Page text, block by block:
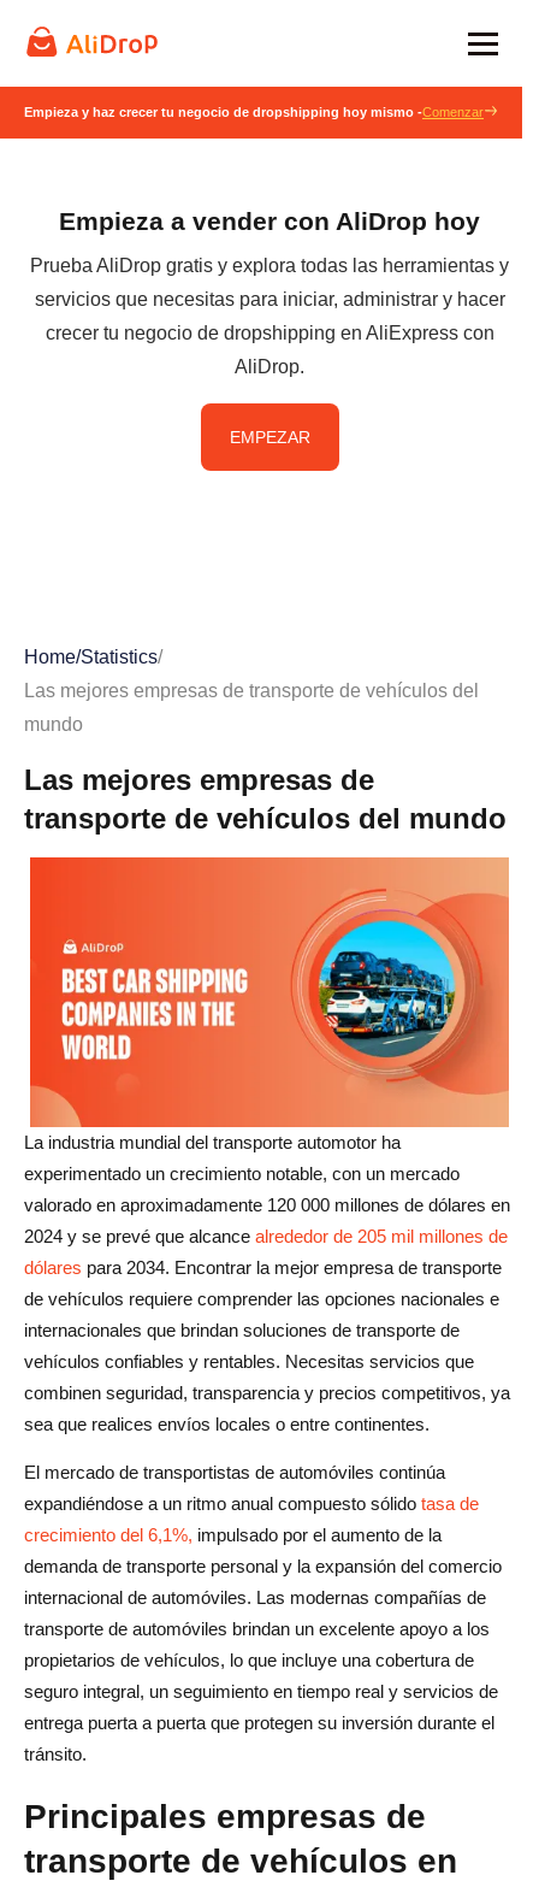
Empieza y haz crecer tu negocio de dropshipping hoy mismo -Comenzar
Empieza a vender con AliDrop hoy
Prueba AliDrop gratis y explora todas las herramientas y
servicios que necesitas para iniciar, administrar y hacer
crecer tu negocio de dropshipping en AliExpress con
AliDrop.
EMPEZAR
Home/Statistics/
Las mejores empresas de transporte de vehículos del
mundo
Las mejores empresas de
transporte de vehículos del mundo
La industria mundial del transporte automotor ha
experimentado un crecimiento notable, con un mercado
valorado en aproximadamente 120 000 millones de dólares en
2024 y se prevé que alcance alrededor de 205 mil millones de
dólares para 2034. Encontrar la mejor empresa de transporte
de vehículos requiere comprender las opciones nacionales e
internacionales que brindan soluciones de transporte de
vehículos confiables y rentables. Necesitas servicios que
combinen seguridad, transparencia y precios competitivos, ya
sea que realices envíos locales o entre continentes.
El mercado de transportistas de automóviles continúa
expandiéndose a un ritmo anual compuesto sólido tasa de
crecimiento del 6,1%, impulsado por el aumento de la
demanda de transporte personal y la expansión del comercio
internacional de automóviles. Las modernas compañías de
transporte de automóviles brindan un excelente apoyo a los
propietarios de vehículos, lo que incluye una cobertura de
seguro integral, un seguimiento en tiempo real y servicios de
entrega puerta a puerta que protegen su inversión durante el
tránsito.
Principales empresas de
transporte de vehículos en